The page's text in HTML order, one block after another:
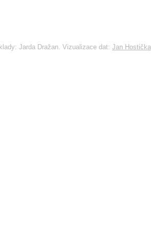
Jarda Dražan. Vizualizace dat: Jan Hostička